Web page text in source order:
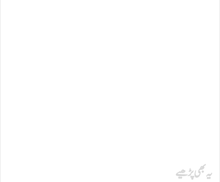
یہ بھی پڑھیے